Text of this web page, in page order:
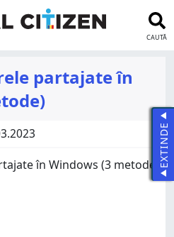
CAUTĂ
partajate în
EXTINDE